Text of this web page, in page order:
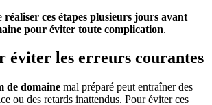
réaliser ces étapes plusieurs jours avant
pour éviter toute complication.
éviter les erreurs courantes
de domaine mal préparé peut entraîner des
ou des retards inattendus. Pour éviter ces